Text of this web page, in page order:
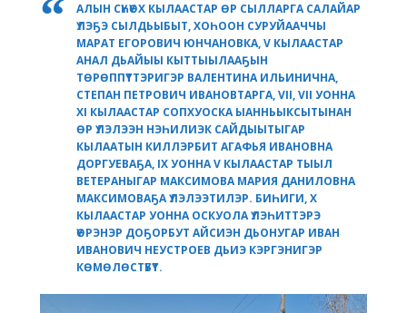
АЛЫН СҮҺҮӨХ КЫЛААСТАР ӨР СЫЛЛАРГА САЛАЙАР
ҮЛЭҔЭ СЫЛДЬЫБЫТ, ХОҺООН СУРУЙААЧЧЫ
МАРАТ ЕГОРОВИЧ ЮНЧАНОВКА, V КЫЛААСТАР
АНАЛ ДЬАЙЫЫ КЫТТЫЫЛААҔЫН
ТӨРӨППҮТТЭРИГЭР ВАЛЕНТИНА ИЛЬИНИЧНА,
СТЕПАН ПЕТРОВИЧ ИВАНОВТАРГА, VII, VII УОННА
XI КЫЛААСТАР СОПХУОСКА ЫАННЬЫКСЫТЫНАН
ӨР ҮЛЭЛЭЭН НЭҺИЛИЭК САЙДЫЫТЫГАР
КЫЛААТЫН КИЛЛЭРБИТ АГАФЬЯ ИВАНОВНА
ДОРГУЕВАҔА, IX УОННА V КЫЛААСТАР ТЫЫЛ
ВЕТЕРАНЫГАР МАКСИМОВА МАРИЯ ДАНИЛОВНА
МАКСИМОВАҔА ҮЛЭЛЭЭТИЛЭР. БИҺИГИ, Х
КЫЛААСТАР УОННА ОСКУОЛА ҮЛЭҺИТТЭРЭ
ҮӨРЭНЭР ДОҔОРБУТ АЙСИЭН ДЬОНУГАР ИВАН
ИВАНОВИЧ НЕУСТРОЕВ ДЬИЭ КЭРГЭНИГЭР
КӨМӨЛӨСТҮБҮТ.